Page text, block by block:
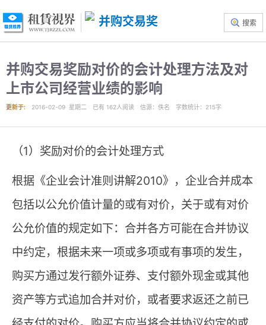
搜索
并购交易奖励对价的会计处理方法及对
上市公司经营业绩的影响
更新于: 2016-02-09 星期二 已有 162 人阅读 信源：佚名 字数统计：215字
（1）奖励对价的会计处理方式
根据《企业会计准则讲解2010》，企业合并成本
包括以公允价值计量的或有对价，关于或有对价
公允价值的规定如下：合并各方可能在合并协议
中约定，根据未来一项或多项或有事项的发生，
购买方通过发行额外证券、支付额外现金或其他
资产等方式追加合并对价，或者要求返还之前已